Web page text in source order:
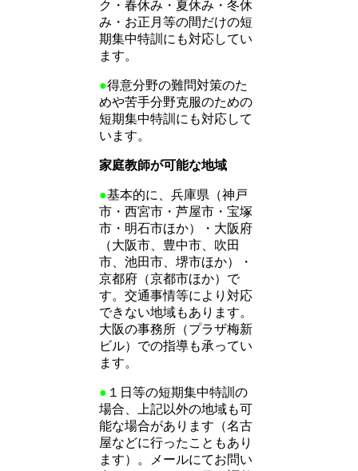
ク・春休み・夏休み・冬休
み・お正月等の間だけの短
期集中特訓にも対応してい
ます。
●得意分野の難問対策のた
めや苦手分野克服のための
短期集中特訓にも対応して
います。
家庭教師が可能な地域
●基本的に、兵庫県（神戸
市・西宮市・芦屋市・宝塚
市・明石市ほか）・大阪府
（大阪市、豊中市、吹田
市、池田市、堺市ほか）・
京都府（京都市ほか）で
す。交通事情等により対応
できない地域もあります。
大阪の事務所（プラザ梅新
ビル）での指導も承ってい
ます。
● １日等の短期集中特訓の
場合、上記以外の地域も可
能な場合があります（名古
屋などに行ったこともあり
ます）。メールにてお問い